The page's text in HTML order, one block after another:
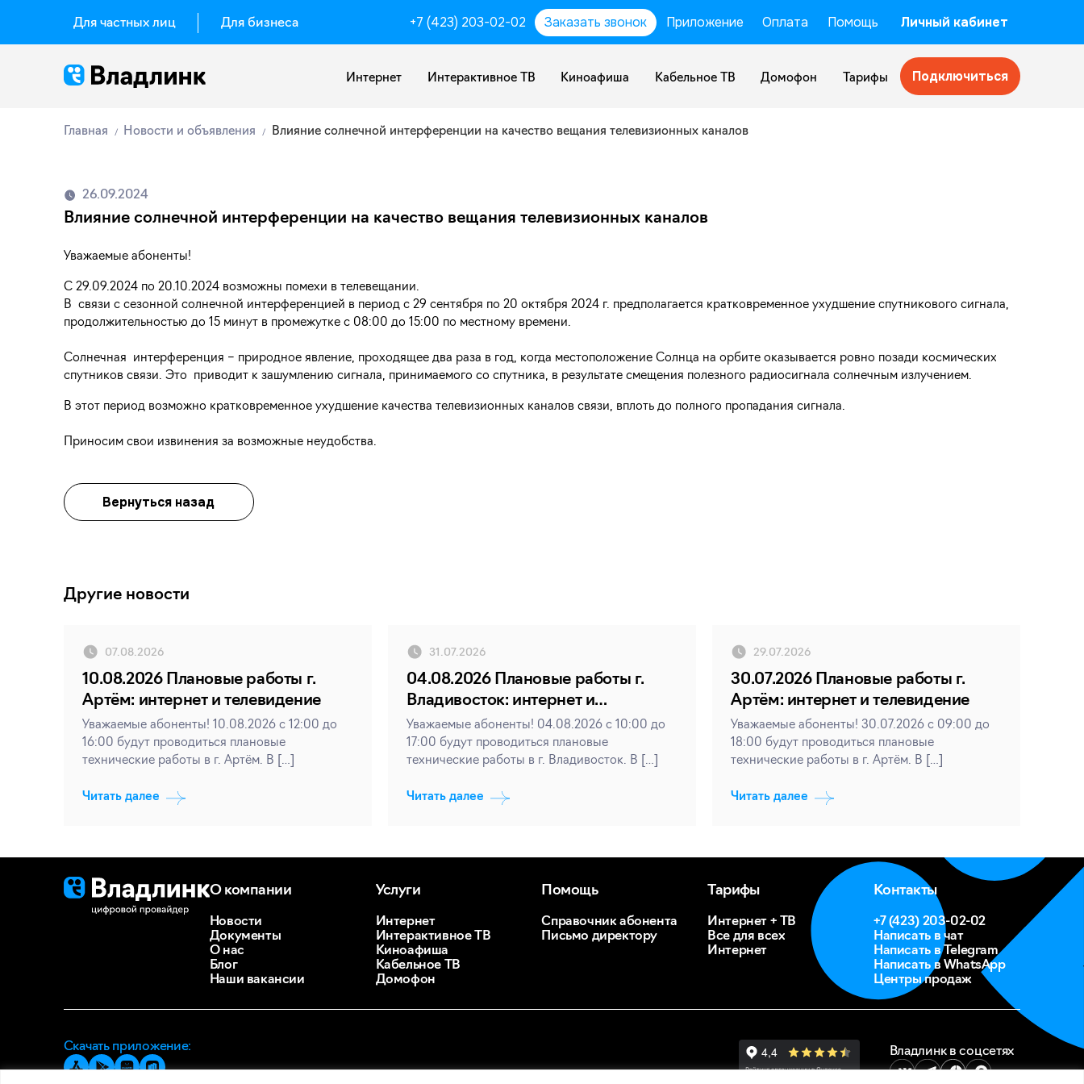
Для частных лиц Для бизнеса +7 (423) 203-02-02 Заказать звонок Приложение Оплата Помощь Личный кабинет
Интернет Интерактивное ТВ Киноафиша Кабельное ТВ Домофон Тарифы Подключиться
Главная Новости и объявления Влияние солнечной интерференции на качество вещания телевизионных каналов
26.09.2024
Влияние солнечной интерференции на качество вещания телевизионных каналов
Уважаемые абоненты!
C 29.09.2024 по 20.10.2024 возможны помехи в телевещании.
В связи с сезонной солнечной интерференцией в период с 29 сентября по 20 октября 2024 г. предполагается кратковременное ухудшение спутникового сигнала,
продолжительностью до 15 минут в промежутке с 08:00 до 15:00 по местному времени.
Солнечная интерференция – природное явление, проходящее два раза в год, когда местоположение Солнца на орбите оказывается ровно позади космических
спутников связи. Это приводит к зашумлению сигнала, принимаемого со спутника, в результате смещения полезного радиосигнала солнечным излучением.
В этот период возможно кратковременное ухудшение качества телевизионных каналов связи, вплоть до полного пропадания сигнала.
Приносим свои извинения за возможные неудобства.
Вернуться назад
Другие новости
07.08.2026
10.08.2026 Плановые работы г.
Артём: интернет и телевидение
Уважаемые абоненты! 10.08.2026 с 12:00 до
16:00 будут проводиться плановые
технические работы в г. Артём. В […]
Читать далее
31.07.2026
04.08.2026 Плановые работы г.
Владивосток: интернет и
телевидение
Уважаемые абоненты! 04.08.2026 с 10:00 до
17:00 будут проводиться плановые
технические работы в г. Владивосток. В […]
Читать далее
29.07.2026
30.07.2026 Плановые работы г.
Артём: интернет и телевидение
Уважаемые абоненты! 30.07.2026 с 09:00 до
18:00 будут проводиться плановые
технические работы в г. Артём. В […]
Читать далее
О компании
Новости
Документы
О нас
Блог
Наши вакансии
Услуги
Интернет
Интерактивное ТВ
Киноафиша
Кабельное ТВ
Домофон
Помощь
Справочник абонента
Письмо директору
Тарифы
Интернет + ТВ
Все для всех
Интернет
Контакты
+7 (423) 203-02-02
Написать в чат
Написать в Telegram
Написать в WhatsApp
Центры продаж
Скачать приложение: Владлинк в соцсетях